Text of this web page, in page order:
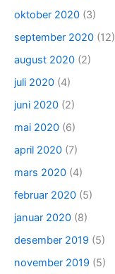
oktober 2020 (3)
september 2020 (12)
august 2020 (2)
juli 2020 (4)
juni 2020 (2)
mai 2020 (6)
april 2020 (7)
mars 2020 (4)
februar 2020 (5)
januar 2020 (8)
desember 2019 (5)
november 2019 (5)